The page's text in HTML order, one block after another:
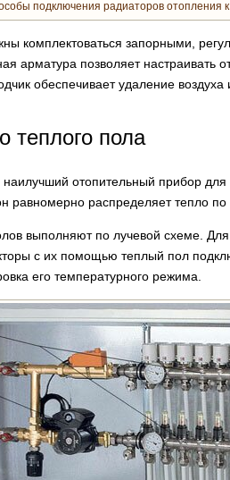
подключения радиаторов отопления
комплектоваться запорными,
арматура позволяет
обеспечивает удаление воздуха
теплого пола
отопительный прибор для
равномерно распределяет тепло
выполняют по лучевой схеме.
с их помощью теплый пол
его температурного режима.